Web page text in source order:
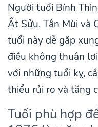
Người tuổi Bính
Ất Sửu, Tân Mùi và
tuổi này dễ gặp
điều không thuận
với những tuổi kỵ,
thiểu rủi ro và tăng
Tuổi phù hợp